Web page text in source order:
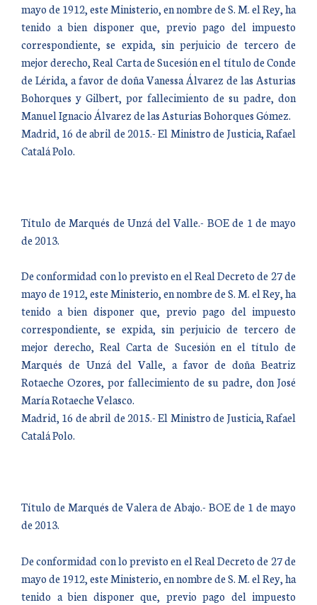
mayo de 1912, este Ministerio, en nombre de S. M. el Rey, ha
tenido a bien disponer que, previo pago del impuesto
correspondiente, se expida, sin perjuicio de tercero de
mejor derecho, Real Carta de Sucesión en el título de Conde
de Lérida, a favor de doña Vanessa Álvarez de las Asturias
Bohorques y Gilbert, por fallecimiento de su padre, don
Manuel Ignacio Álvarez de las Asturias Bohorques Gómez.
Madrid, 16 de abril de 2015.- El Ministro de Justicia, Rafael
Catalá Polo.
Título de Marqués de Unzá del Valle.- BOE de 1 de mayo
de 2013.
De conformidad con lo previsto en el Real Decreto de 27 de
mayo de 1912, este Ministerio, en nombre de S. M. el Rey, ha
tenido a bien disponer que, previo pago del impuesto
correspondiente, se expida, sin perjuicio de tercero de
mejor derecho, Real Carta de Sucesión en el título de
Marqués de Unzá del Valle, a favor de doña Beatriz
Rotaeche Ozores, por fallecimiento de su padre, don José
María Rotaeche Velasco.
Madrid, 16 de abril de 2015.- El Ministro de Justicia, Rafael
Catalá Polo.
Título de Marqués de Valera de Abajo.- BOE de 1 de mayo
de 2013.
De conformidad con lo previsto en el Real Decreto de 27 de
mayo de 1912, este Ministerio, en nombre de S. M. el Rey, ha
tenido a bien disponer que, previo pago del impuesto